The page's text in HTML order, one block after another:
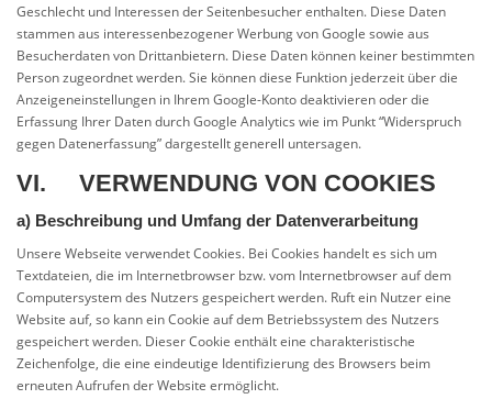
Geschlecht und Interessen der Seitenbesucher enthalten. Diese Daten
stammen aus interessenbezogener Werbung von Google sowie aus
Besucherdaten von Drittanbietern. Diese Daten können keiner bestimmten
Person zugeordnet werden. Sie können diese Funktion jederzeit über die
Anzeigeneinstellungen in Ihrem Google-Konto deaktivieren oder die
Erfassung Ihrer Daten durch Google Analytics wie im Punkt “Widerspruch
gegen Datenerfassung” dargestellt generell untersagen.
VI. VERWENDUNG VON COOKIES
a) Beschreibung und Umfang der Datenverarbeitung
Unsere Webseite verwendet Cookies. Bei Cookies handelt es sich um
Textdateien, die im Internetbrowser bzw. vom Internetbrowser auf dem
Computersystem des Nutzers gespeichert werden. Ruft ein Nutzer eine
Website auf, so kann ein Cookie auf dem Betriebssystem des Nutzers
gespeichert werden. Dieser Cookie enthält eine charakteristische
Zeichenfolge, die eine eindeutige Identifizierung des Browsers beim
erneuten Aufrufen der Website ermöglicht.